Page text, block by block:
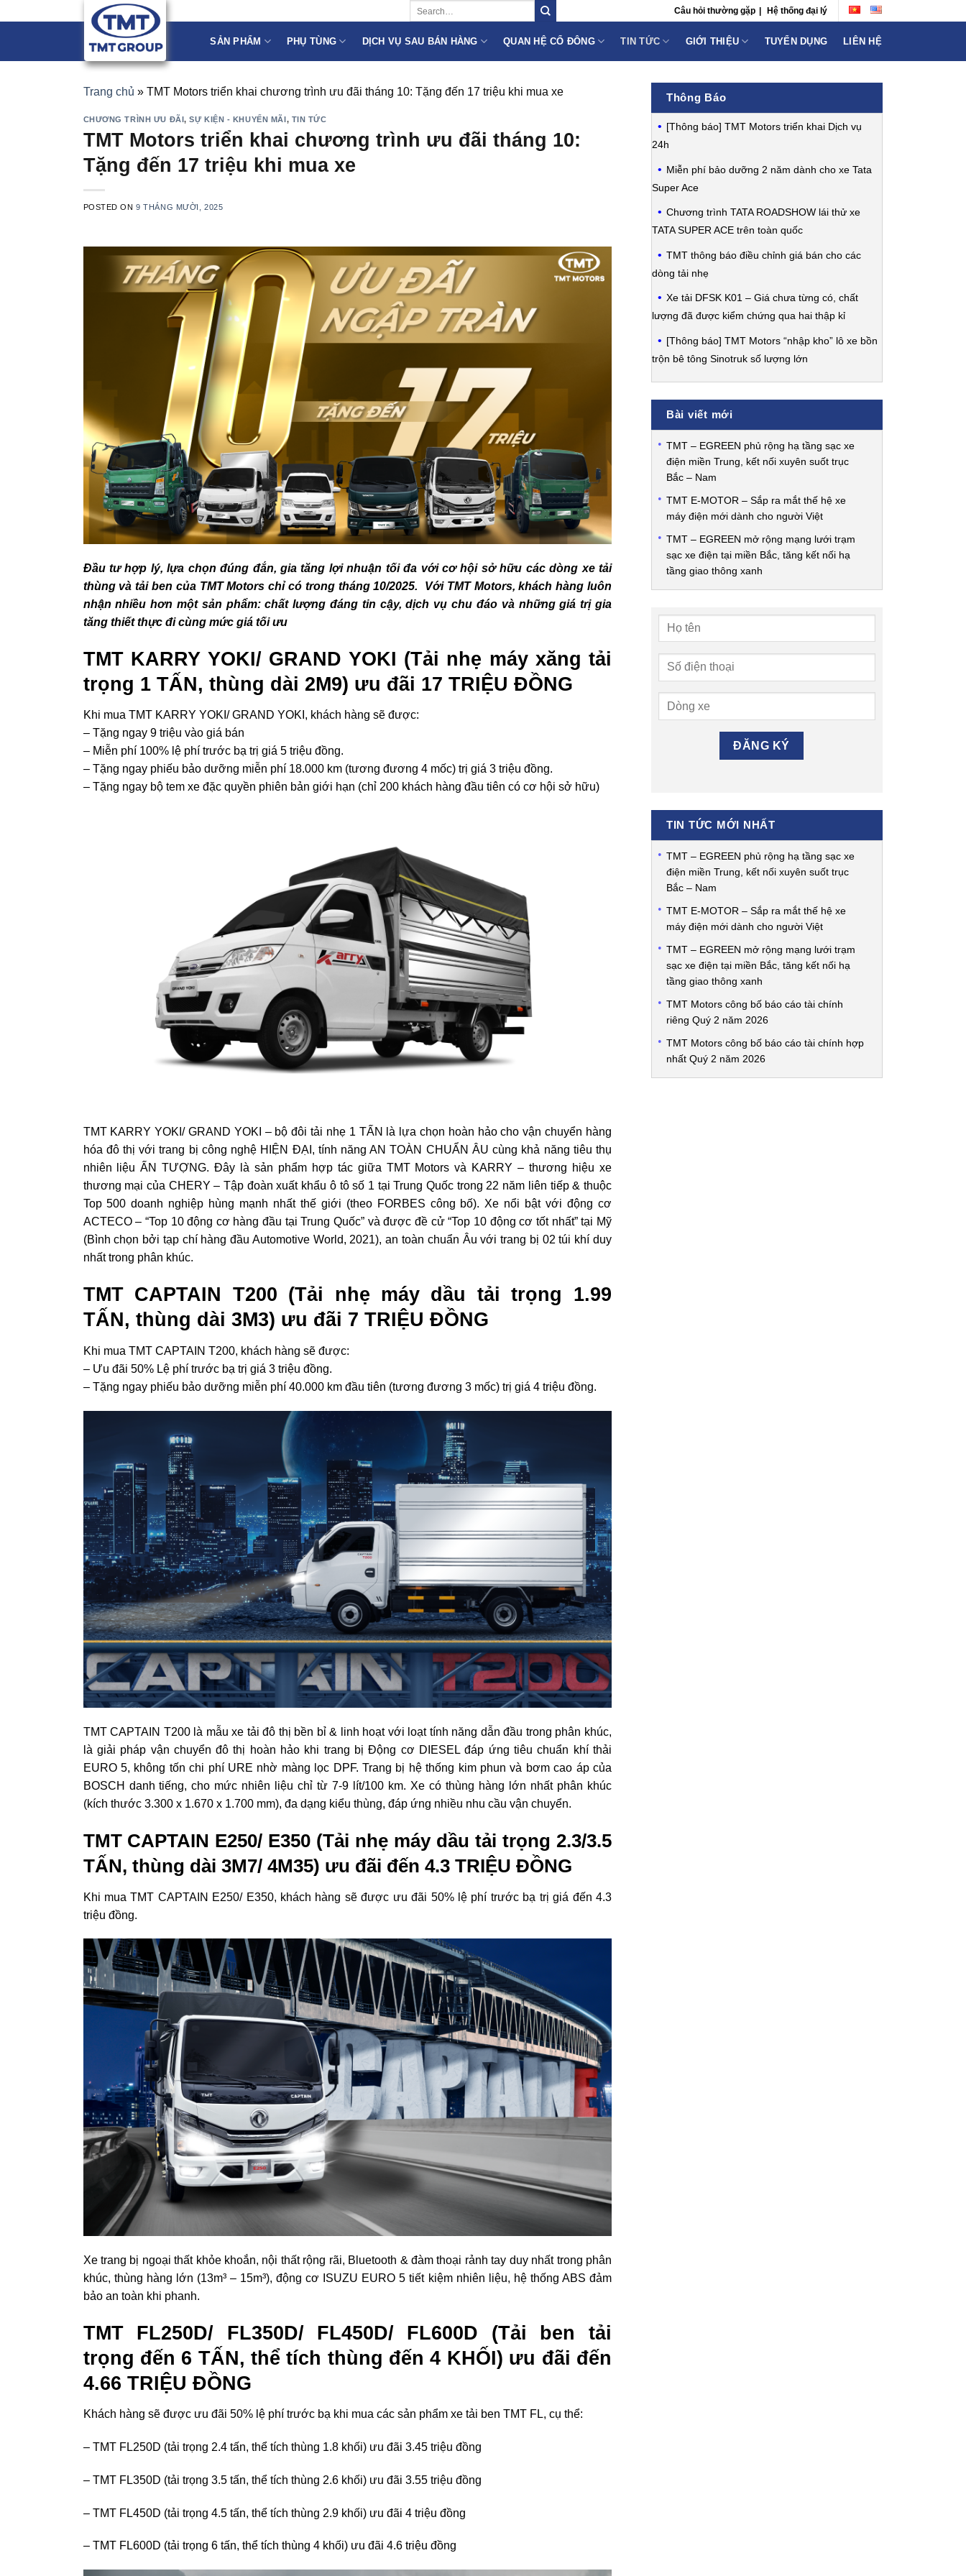
Câu hỏi thường gặp | Hệ thống đại lý
SẢN PHẨM PHỤ TÙNG DỊCH VỤ SAU BÁN HÀNG QUAN HỆ CỔ ĐÔNG TIN TỨC GIỚI THIỆU TUYỂN DỤNG LIÊN HỆ
Trang chủ » TMT Motors triển khai chương trình ưu đãi tháng 10: Tặng đến 17 triệu khi mua xe
CHƯƠNG TRÌNH ƯU ĐÃI,SỰ KIỆN - KHUYẾN MÃI, TIN TỨC
TMT Motors triển khai chương trình ưu đãi tháng 10:
Tặng đến 17 triệu khi mua xe
POSTED ON9 THÁNG MƯỜI, 2025
Đầu tư hợp lý, lựa chọn đúng đắn, gia tăng lợi nhuận tối đa với cơ hội sở hữu các dòng xe tải
thùng và tải ben của TMT Motors chỉ có trong tháng 10/2025. Với TMT Motors, khách hàng luôn
nhận nhiều hơn một sản phẩm: chất lượng đáng tin cậy, dịch vụ chu đáo và những giá trị gia
tăng thiết thực đi cùng mức giá tối ưu
TMT KARRY YOKI/ GRAND YOKI (Tải nhẹ máy xăng tải
trọng 1 TẤN, thùng dài 2M9) ưu đãi 17 TRIỆU ĐỒNG
Khi mua TMT KARRY YOKI/ GRAND YOKI, khách hàng sẽ được:
– Tặng ngay 9 triệu vào giá bán
– Miễn phí 100% lệ phí trước bạ trị giá 5 triệu đồng.
– Tặng ngay phiếu bảo dưỡng miễn phí 18.000 km (tương đương 4 mốc) trị giá 3 triệu đồng.
– Tặng ngay bộ tem xe đặc quyền phiên bản giới hạn (chỉ 200 khách hàng đầu tiên có cơ hội sở hữu)
TMT KARRY YOKI/ GRAND YOKI – bộ đôi tải nhẹ 1 TẤN là lựa chọn hoàn hảo cho vận chuyển hàng
hóa đô thị với trang bị công nghệ HIỆN ĐẠI, tính năng AN TOÀN CHUẨN ÂU cùng khả năng tiêu thụ
nhiên liệu ẤN TƯỢNG. Đây là sản phẩm hợp tác giữa TMT Motors và KARRY – thương hiệu xe
thương mại của CHERY – Tập đoàn xuất khẩu ô tô số 1 tại Trung Quốc trong 22 năm liên tiếp & thuộc
Top 500 doanh nghiệp hùng mạnh nhất thế giới (theo FORBES công bố). Xe nổi bật với động cơ
ACTECO – “Top 10 động cơ hàng đầu tại Trung Quốc” và được đề cử “Top 10 động cơ tốt nhất” tại Mỹ
(Bình chọn bởi tạp chí hàng đầu Automotive World, 2021), an toàn chuẩn Âu với trang bị 02 túi khí duy
nhất trong phân khúc.
TMT CAPTAIN T200 (Tải nhẹ máy dầu tải trọng 1.99
TẤN, thùng dài 3M3) ưu đãi 7 TRIỆU ĐỒNG
Khi mua TMT CAPTAIN T200, khách hàng sẽ được:
– Ưu đãi 50% Lệ phí trước bạ trị giá 3 triệu đồng.
– Tặng ngay phiếu bảo dưỡng miễn phí 40.000 km đầu tiên (tương đương 3 mốc) trị giá 4 triệu đồng.
TMT CAPTAIN T200 là mẫu xe tải đô thị bền bỉ & linh hoạt với loạt tính năng dẫn đầu trong phân khúc,
là giải pháp vận chuyển đô thị hoàn hảo khi trang bị Động cơ DIESEL đáp ứng tiêu chuẩn khí thải
EURO 5, không tốn chi phí URE nhờ màng lọc DPF. Trang bị hệ thống kim phun và bơm cao áp của
BOSCH danh tiếng, cho mức nhiên liệu chỉ từ 7-9 lít/100 km. Xe có thùng hàng lớn nhất phân khúc
(kích thước 3.300 x 1.670 x 1.700 mm), đa dạng kiểu thùng, đáp ứng nhiều nhu cầu vận chuyển.
TMT CAPTAIN E250/ E350 (Tải nhẹ máy dầu tải trọng 2.3/3.5
TẤN, thùng dài 3M7/ 4M35) ưu đãi đến 4.3 TRIỆU ĐỒNG
Khi mua TMT CAPTAIN E250/ E350, khách hàng sẽ được ưu đãi 50% lệ phí trước bạ trị giá đến 4.3
triệu đồng.
Xe trang bị ngoại thất khỏe khoắn, nội thất rộng rãi, Bluetooth & đàm thoại rảnh tay duy nhất trong phân
khúc, thùng hàng lớn (13m³ – 15m³), động cơ ISUZU EURO 5 tiết kiệm nhiên liệu, hệ thống ABS đảm
bảo an toàn khi phanh.
TMT FL250D/ FL350D/ FL450D/ FL600D (Tải ben tải
trọng đến 6 TẤN, thể tích thùng đến 4 KHỐI) ưu đãi đến
4.66 TRIỆU ĐỒNG
Khách hàng sẽ được ưu đãi 50% lệ phí trước bạ khi mua các sản phẩm xe tải ben TMT FL, cụ thể:
– TMT FL250D (tải trọng 2.4 tấn, thể tích thùng 1.8 khối) ưu đãi 3.45 triệu đồng
– TMT FL350D (tải trọng 3.5 tấn, thể tích thùng 2.6 khối) ưu đãi 3.55 triệu đồng
– TMT FL450D (tải trọng 4.5 tấn, thể tích thùng 2.9 khối) ưu đãi 4 triệu đồng
– TMT FL600D (tải trọng 6 tấn, thể tích thùng 4 khối) ưu đãi 4.6 triệu đồng
Thông Báo
[Thông báo] TMT Motors triển khai Dịch vụ
24h
Miễn phí bảo dưỡng 2 năm dành cho xe Tata
Super Ace
Chương trình TATA ROADSHOW lái thử xe
TATA SUPER ACE trên toàn quốc
TMT thông báo điều chỉnh giá bán cho các
dòng tải nhẹ
Xe tải DFSK K01 – Giá chưa từng có, chất
lượng đã được kiểm chứng qua hai thập kỉ
[Thông báo] TMT Motors “nhập kho” lô xe bồn
trộn bê tông Sinotruk số lượng lớn
Bài viết mới
TMT – EGREEN phủ rộng hạ tầng sạc xe
điện miền Trung, kết nối xuyên suốt trục
Bắc – Nam
TMT E-MOTOR – Sắp ra mắt thế hệ xe
máy điện mới dành cho người Việt
TMT – EGREEN mở rộng mạng lưới trạm
sạc xe điện tại miền Bắc, tăng kết nối hạ
tầng giao thông xanh
TIN TỨC MỚI NHẤT
TMT – EGREEN phủ rộng hạ tầng sạc xe
điện miền Trung, kết nối xuyên suốt trục
Bắc – Nam
TMT E-MOTOR – Sắp ra mắt thế hệ xe
máy điện mới dành cho người Việt
TMT – EGREEN mở rộng mạng lưới trạm
sạc xe điện tại miền Bắc, tăng kết nối hạ
tầng giao thông xanh
TMT Motors công bố báo cáo tài chính
riêng Quý 2 năm 2026
TMT Motors công bố báo cáo tài chính hợp
nhất Quý 2 năm 2026